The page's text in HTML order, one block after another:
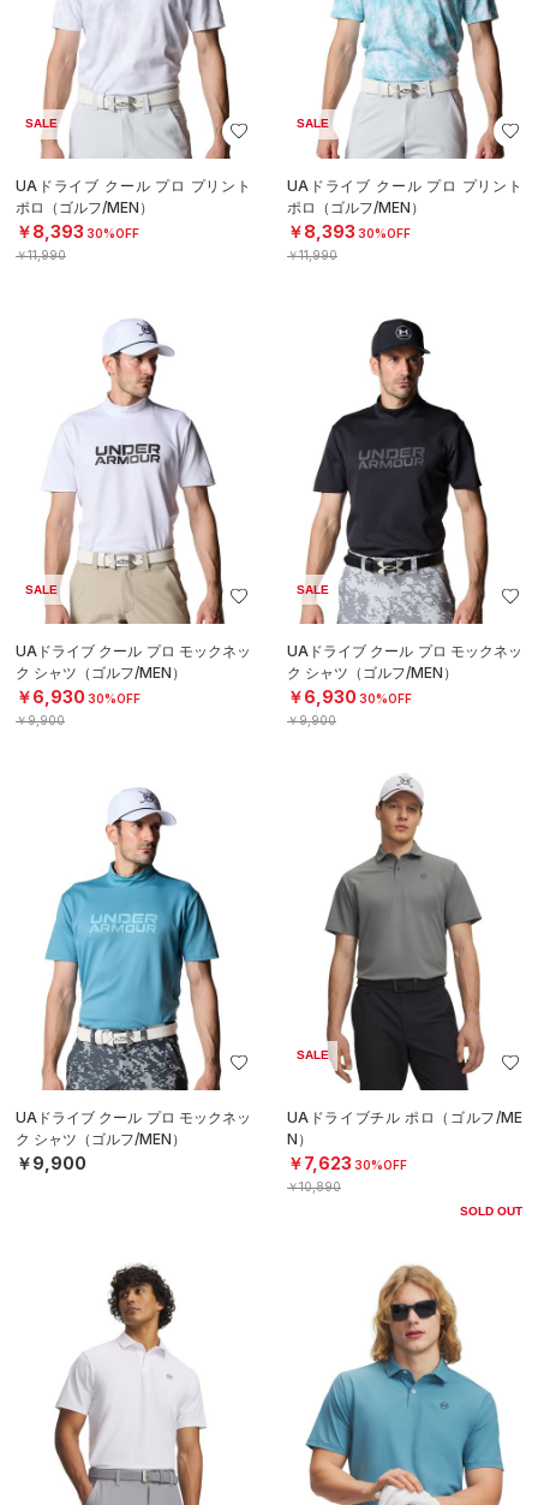
SALE
UAドライブ クール プロ プリント
ポロ（ゴルフ/MEN）
￥8,393 30%OFF
￥11,990
SALE
UAドライブ クール プロ プリント
ポロ（ゴルフ/MEN）
￥8,393 30%OFF
￥11,990
SALE
UAドライブ クール プロ モックネッ
ク シャツ（ゴルフ/MEN）
￥6,930 30%OFF
￥9,900
SALE
UAドライブ クール プロ モックネッ
ク シャツ（ゴルフ/MEN）
￥6,930 30%OFF
￥9,900
UAドライブ クール プロ モックネッ
ク シャツ（ゴルフ/MEN）
￥9,900
SALE
UAドライブチル ポロ（ゴルフ/ME
N）
￥7,623 30%OFF
￥10,890
SOLD OUT